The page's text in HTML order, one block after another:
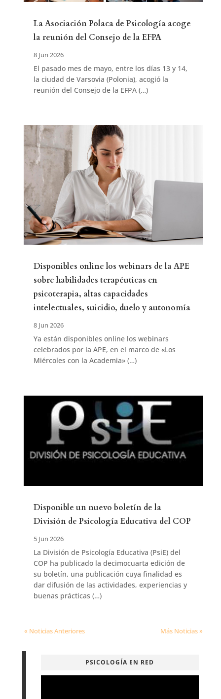
La Asociación Polaca de Psicología acoge
la reunión del Consejo de la EFPA
8 Jun 2026
El pasado mes de mayo, entre los días 13 y 14,
la ciudad de Varsovia (Polonia), acogió la
reunión del Consejo de la EFPA (…)
Disponibles online los webinars de la APE
sobre habilidades terapéuticas en
psicoterapia, altas capacidades
intelectuales, suicidio, duelo y autonomía
8 Jun 2026
Ya están disponibles online los webinars
celebrados por la APE, en el marco de «Los
Miércoles con la Academia» (…)
Disponible un nuevo boletín de la
División de Psicología Educativa del COP
5 Jun 2026
La División de Psicología Educativa (PsiE) del
COP ha publicado la decimocuarta edición de
su boletín, una publicación cuya finalidad es
dar difusión de las actividades, experiencias y
buenas prácticas (…)
« Noticias Anteriores Más Noticias »
PSICOLOGÍA EN RED